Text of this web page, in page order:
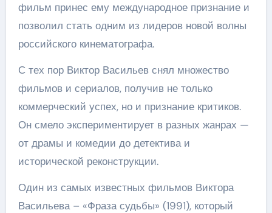
фильм принес ему международное признание и
позволил стать одним из лидеров новой волны
российского кинематографа.
С тех пор Виктор Васильев снял множество
фильмов и сериалов, получив не только
коммерческий успех, но и признание критиков.
Он смело экспериментирует в разных жанрах —
от драмы и комедии до детектива и
исторической реконструкции.
Один из самых известных фильмов Виктора
Васильева – «Фраза судьбы» (1991), который